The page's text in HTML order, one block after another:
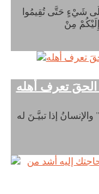
شَيْءٍ حَتَّى تُقِيمُوا
تعرف أهله
إذا تبيَّـنَ له